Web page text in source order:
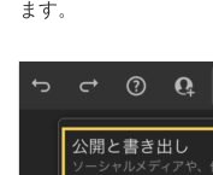
ます。